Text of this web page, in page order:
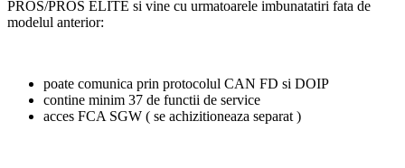
PROS/PROS ELITE si vine cu urmatoarele imbunatatiri fata de
modelul anterior:
poate comunica prin protocolul CAN FD si DOIP
contine minim 37 de functii de service
acces FCA SGW ( se achizitioneaza separat )